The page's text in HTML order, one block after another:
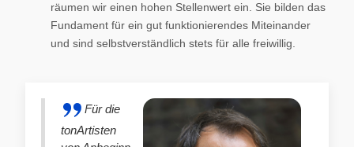
räumen wir einen hohen Stellenwert ein. Sie bilden das
Fundament für ein gut funktionierendes Miteinander
und sind selbstverständlich stets für alle freiwillig.
Für die
tonArtisten